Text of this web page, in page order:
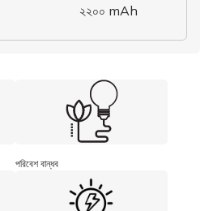
২২০০ mAh
পরিবেশ বান্ধব